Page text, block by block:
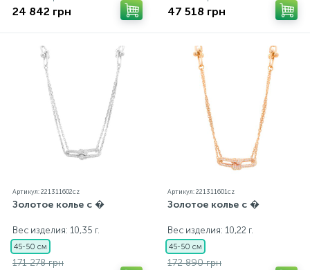
24 842 грн 47 518 грн
Артикул: 221311602cz
Золотое колье с �
Вес изделия: 10,35 г.
45-50 см
171 278 грн
Артикул: 221311601cz
Золотое колье с �
Вес изделия: 10,22 г.
45-50 см
172 890 грн